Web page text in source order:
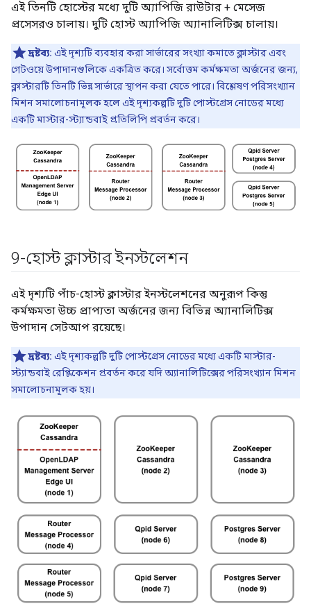
এই তিনটি হোস্টের মধ্যে দুটি অ্যাপিজি রাউটার + মেসেজ
প্রসেসরও চালায়। দুটি হোস্ট অ্যাপিজি অ্যানালিটিক্স চালায়।
দ্রষ্টব্য: এই দৃশ্যটি ব্যবহার করা সার্ভারের সংখ্যা কমাতে ক্লাস্টার এবং
গেটওয়ে উপাদানগুলিকে একত্রিত করে। সর্বোত্তম কর্মক্ষমতা অর্জনের জন্য,
ক্লাস্টারটি তিনটি ভিন্ন সার্ভারে স্থাপন করা যেতে পারে। বিশ্লেষণ পরিসংখ্যান
মিশন সমালোচনামূলক হলে এই দৃশ্যকল্পটি দুটি পোস্টগ্রেস নোডের মধ্যে
একটি মাস্টার-স্ট্যান্ডবাই প্রতিলিপি প্রবর্তন করে।
9-হোস্ট ক্লাস্টার ইনস্টলেশন
এই দৃশ্যটি পাঁচ-হোস্ট ক্লাস্টার ইনস্টলেশনের অনুরূপ কিন্তু
কর্মক্ষমতা উচ্চ প্রাপ্যতা অর্জনের জন্য বিভিন্ন অ্যানালিটিক্স
উপাদান সেটআপ রয়েছে।
দ্রষ্টব্য: এই দৃশ্যকল্পটি দুটি পোস্টগ্রেস নোডের মধ্যে একটি মাস্টার-
স্ট্যান্ডবাই রেপ্লিকেশন প্রবর্তন করে যদি অ্যানালিটিক্সের পরিসংখ্যান মিশন
সমালোচনামূলক হয়।